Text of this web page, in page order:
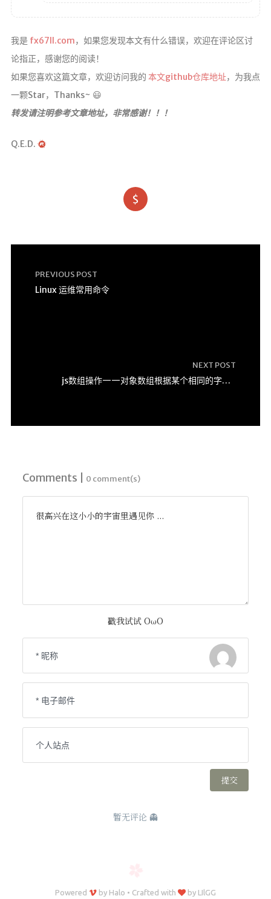
我是 fx67ll.com，如果您发现本文有什么错误，欢迎在评论区讨
论指正，感谢您的阅读！
如果您喜欢这篇文章，欢迎访问我的 本文github仓库地址，为我点
一颗Star，Thanks~ 😃
转发请注明参考文章地址，非常感谢！！！
Q.E.D.
$
PREVIOUS POST
Linux 运维常用命令
NEXT POST
js数组操作——对象数组根据某个相同的字段分组
Comments | 0 comment(s)
Powered by Halo • Crafted with by LIlGG